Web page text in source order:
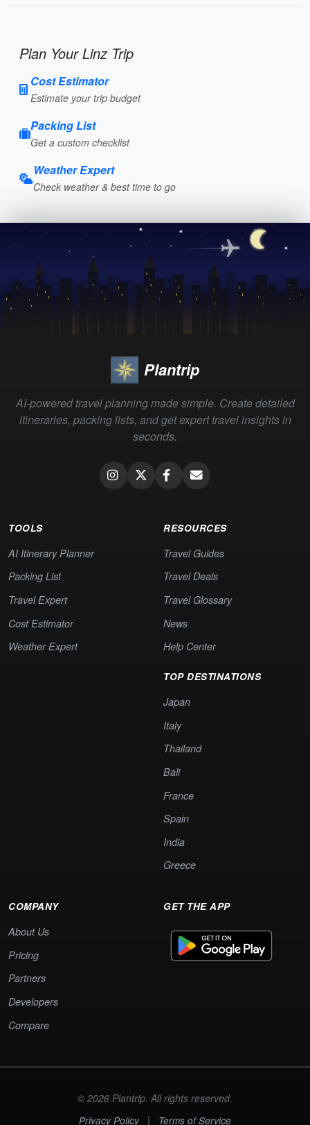
Plan Your Linz Trip
Cost Estimator
Estimate your trip budget
Packing List
Get a custom checklist
Weather Expert
Check weather & best time to go
Plantrip
AI-powered travel planning made simple. Create detailed
itineraries, packing lists, and get expert travel insights in
seconds.
TOOLS
AI Itinerary Planner
Packing List
Travel Expert
Cost Estimator
Weather Expert
RESOURCES
Travel Guides
Travel Deals
Travel Glossary
News
Help Center
TOP DESTINATIONS
Japan
Italy
Thailand
Bali
France
Spain
India
Greece
COMPANY
About Us
Pricing
Partners
Developers
Compare
GET THE APP
© 2026 Plantrip. All rights reserved.
Privacy Policy | Terms of Service